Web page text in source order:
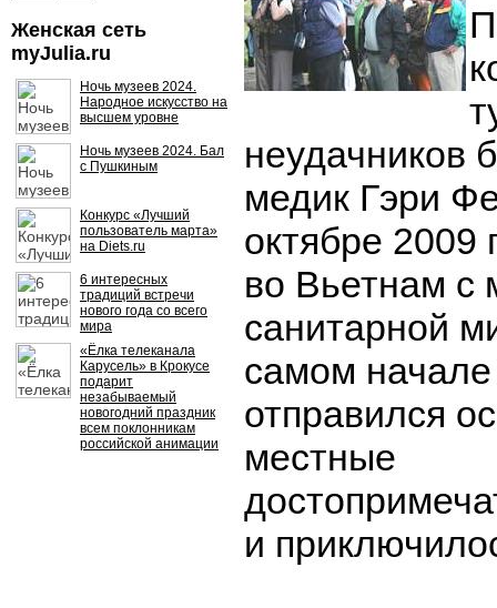
Женская сеть
myJulia.ru
Ночь музеев 2024.
Народное искусство на
высшем уровне
Ночь музеев 2024. Бал
с Пушкиным
Конкурс «Лучший
пользователь марта»
на Diets.ru
6 интересных
традиций встречи
нового года со всего
мира
«Ёлка телеканала
Карусель» в Крокусе
подарит
незабываемый
новогодний праздник
всем поклонникам
российской анимации
неудачников
медик Гэри
октябре 2009
во Вьетнам с
санитарной
самом начале
отправился
местные
и